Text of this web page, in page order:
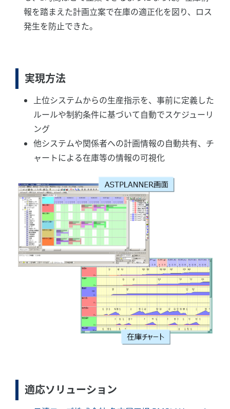
報を踏まえた計画立案で在庫の適正化を図り、ロス
発生を防止できた。
実現方法
上位システムからの生産指示を、事前に定義した
ルールや制約条件に基づいて自動でスケジューリ
ング
他システムや関係者への計画情報の自動共有、チ
ャートによる在庫等の情報の可視化
適応ソリューション